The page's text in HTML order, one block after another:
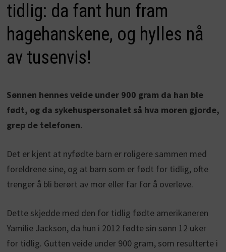
tidlig: da fant hun fram
hagehanskene, og hylles nå
av tusenvis!
Sønnen hennes veide under 900 gram da han ble
født, og da sykehuspersonalet så hva moren gjorde,
grep de telefonen.
Det er kjent at nyfødte barn er roligere sammen med
foreldrene sine, og at barn som er født for tidlig, ofte
trenger å bli berørt av mor eller far for å overleve.
Dette skjedde med den for tidlig fødte amerikaneren
Yamilie Jackson, da hun i 2012 fødte sin sønn 12 uker
for tidlig. Gutten veide under 900 gram, som resulterte i